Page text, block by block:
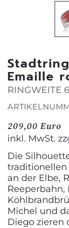
Emaille
RINGWEITE
209,00 Euro
inkl. MwSt.
Die
traditionellen
an der Elbe,
Michel und
Diego zieren